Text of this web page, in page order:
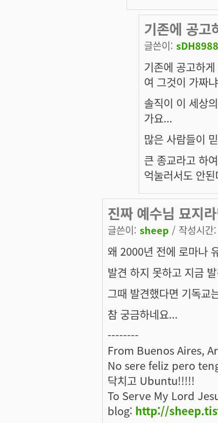
기존에 공고
글쓴이:
기존에 공고하
여 그것이 가짜
솔직이 이 세상
가요...
많은 사람들이
큰 종교라고 하
억눌러서도 안
진짜 예수님 묘지
글쓴이: sheep / 작성시
왜 2000년 전에 로마나
발견 하지 못하고 지금
그때 발견했다면 기독교
참 궁금하네요...
--------
From Buenos Aires,
No sere feliz pero
닥치고 Ubuntu!!!!!
To Serve My Lord
blog: http://